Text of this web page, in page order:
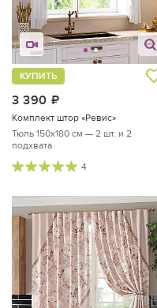
3 390
КУПИТЬ
Комплект штор «Ревис»
Тюль 150х180 см — 2 шт. и 2
подхвата
4